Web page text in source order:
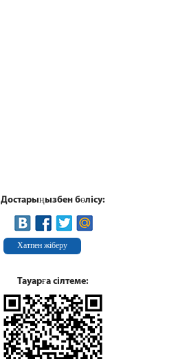
Достарыңызбен бөлісу:
Хатпен жіберу
Тауарға сілтеме: